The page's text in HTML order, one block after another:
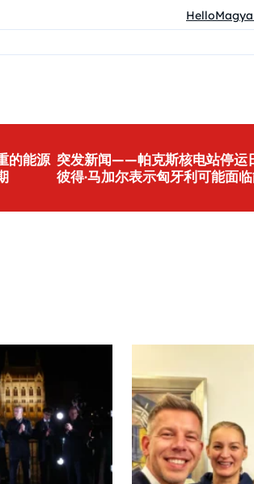
的能源 突发新闻——帕克斯核电站停运
彼得·马加尔表示匈牙利可能面